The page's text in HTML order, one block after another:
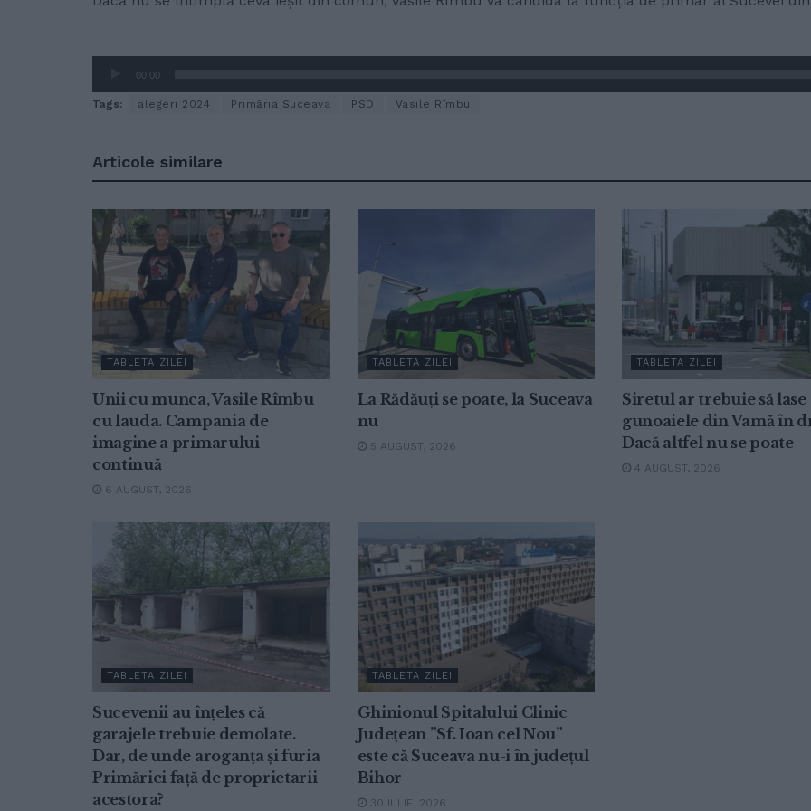
00:00
Tags: alegeri 2024 Primăria Suceava PSD Vasile Rîmbu
Articole similare
TABLETA ZILEI
Unii cu munca, Vasile Rîmbu
cu lauda. Campania de
imagine a primarului
continuă
6 AUGUST, 2026
TABLETA ZILEI
La Rădăuți se poate, la Suceava
nu
5 AUGUST, 2026
TABLETA ZILEI
Siretul ar trebuie să lase
gunoaiele din Vamă în
Dacă altfel nu se poate
4 AUGUST, 2026
TABLETA ZILEI
Sucevenii au înțeles că
garajele trebuie demolate.
Dar, de unde aroganța și furia
Primăriei față de proprietarii
acestora?
TABLETA ZILEI
Ghinionul Spitalului Clinic
Județean ”Sf. Ioan cel Nou”
este că Suceava nu-i în județul
Bihor
30 IULIE, 2026